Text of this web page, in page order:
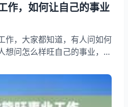
作，如何让自己的事业
作，大家都知道，有人问如何
想问怎么样旺自己的事业，你
么样才能做好事业，下面就
事业运变得更好，希望能够帮
事业工作 怎么样才能做好事
：如何旺事业运 新的一年，